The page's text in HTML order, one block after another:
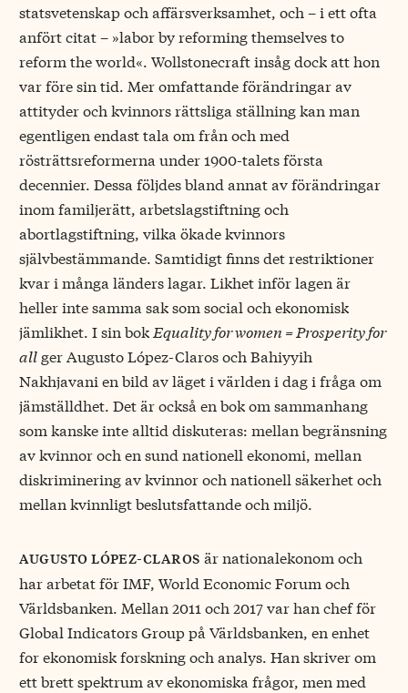
statsvetenskap och affärsverksamhet, och – i ett ofta
anfört citat – »labor by reforming themselves to
reform the world«. Wollstonecraft insåg dock att hon
var före sin tid. Mer omfattande förändringar av
attityder och kvinnors rättsliga ställning kan man
egentligen endast tala om från och med
rösträttsreformerna under 1900-talets första
decennier. Dessa följdes bland annat av förändringar
inom familjerätt, arbetslagstiftning och
abortlagstiftning, vilka ökade kvinnors
självbestämmande. Samtidigt finns det restriktioner
kvar i många länders lagar. Likhet inför lagen är
heller inte samma sak som social och ekonomisk
jämlikhet. I sin bok Equality for women = Prosperity for
all ger Augusto López-Claros och Bahiyyih
Nakhjavani en bild av läget i världen i dag i fråga om
jämställdhet. Det är också en bok om sammanhang
som kanske inte alltid diskuteras: mellan begränsning
av kvinnor och en sund nationell ekonomi, mellan
diskriminering av kvinnor och nationell säkerhet och
mellan kvinnligt beslutsfattande och miljö.
augusto lópez-claros är nationalekonom och
har arbetat för IMF, World Economic Forum och
Världsbanken. Mellan 2011 och 2017 var han chef för
Global Indicators Group på Världsbanken, en enhet
for ekonomisk forskning och analys. Han skriver om
ett brett spektrum av ekonomiska frågor, men med